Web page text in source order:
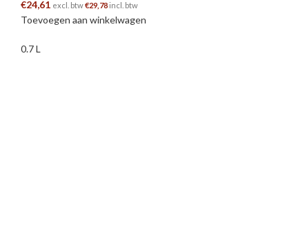
€24,61 excl. btw€29,78 incl. btw
Toevoegen aan winkelwagen
0.7 L